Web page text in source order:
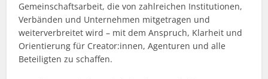
Gemeinschaftsarbeit, die von zahlreichen Institutionen,
Verbänden und Unternehmen mitgetragen und
weiterverbreitet wird – mit dem Anspruch, Klarheit und
Orientierung für Creator:innen, Agenturen und alle
Beteiligten zu schaffen.